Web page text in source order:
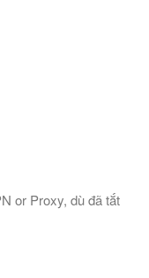
or Proxy, dù đã tắt